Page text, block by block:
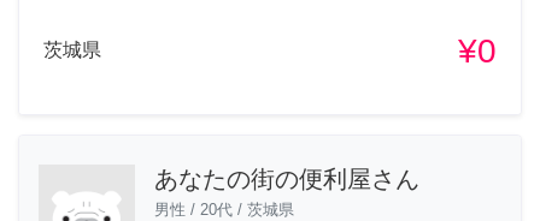
茨城県 ¥0
あなたの街の便利屋さん
男性 / 20代 / 茨城県